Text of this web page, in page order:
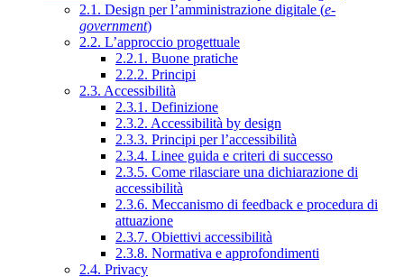
2.1. Design per l’amministrazione digitale (e-
government)
2.2. L’approccio progettuale
2.2.1. Buone pratiche
2.2.2. Principi
2.3. Accessibilità
2.3.1. Definizione
2.3.2. Accessibilità by design
2.3.3. Principi per l’accessibilità
2.3.4. Linee guida e criteri di successo
2.3.5. Come rilasciare una dichiarazione di
accessibilità
2.3.6. Meccanismo di feedback e procedura di
attuazione
2.3.7. Obiettivi accessibilità
2.3.8. Normativa e approfondimenti
2.4. Privacy